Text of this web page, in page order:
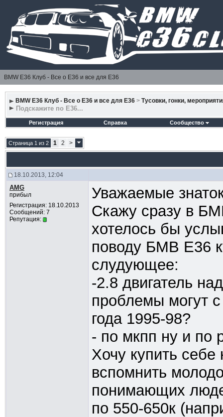
BMW E36 Клуб - Все о Е36 и все для Е36
BMW E36 Клуб - Все о Е36 и все для Е36 > Тусовки, гонки,
Подскажите по Е36...
Регистрация Справка Сообщество
Страница 1 из 2 1 2 >
18.10.2013, 12:04
AMG
прибыл
Регистрация: 18.10.2013
Сообщений: 7
Репутация:
Уважаемые
Скажу сразу в
хотелось бы
поводу БМВ Е36
слудующее:
-2.8 двигатель
проблемы могут
года 1995-98?
- по мкпп ну и по
Хочу купить себе
вспомнить
понимающих
по 550-650к